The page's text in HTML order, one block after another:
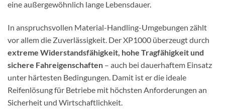
eine außergewöhnlich lange Lebensdauer.
In anspruchsvollen Material-Handling-Umgebungen zählt
vor allem die Zuverlässigkeit. Der XP1000 überzeugt durch
extreme Widerstandsfähigkeit, hohe Tragfähigkeit und
sichere Fahreigenschaften – auch bei dauerhaftem Einsatz
unter härtesten Bedingungen. Damit ist er die ideale
Reifenlösung für Betriebe mit höchsten Anforderungen an
Sicherheit und Wirtschaftlichkeit.